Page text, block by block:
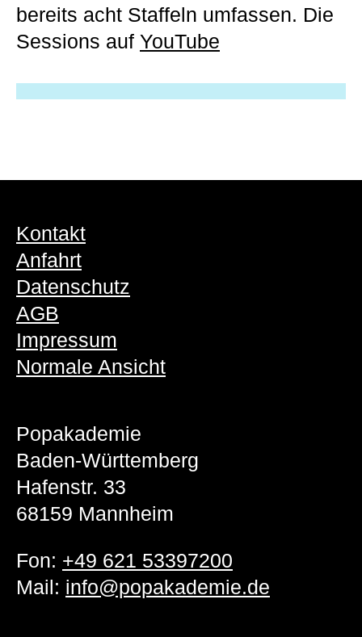
bereits acht Staffeln umfassen. Die
Sessions auf YouTube
Kontakt
Anfahrt
Datenschutz
AGB
Impressum
Normale Ansicht
Popakademie
Baden-Württemberg
Hafenstr. 33
68159 Mannheim
Fon: +49 621 53397200
Mail: info@popakademie.de